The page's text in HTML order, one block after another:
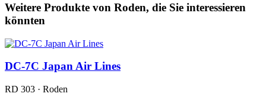
Weitere Produkte von Roden, die Sie interessieren
könnten
DC-7C Japan Air Lines
RD 303 · Roden